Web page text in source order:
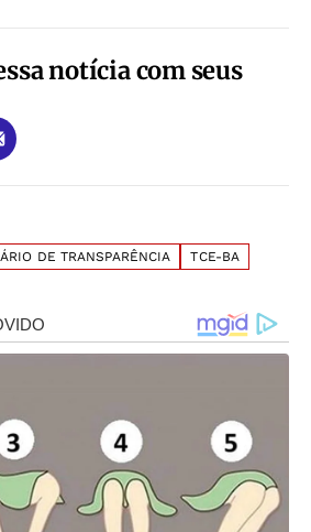
notícia com seus
DE TRANSPARÊNCIA TCE-BA